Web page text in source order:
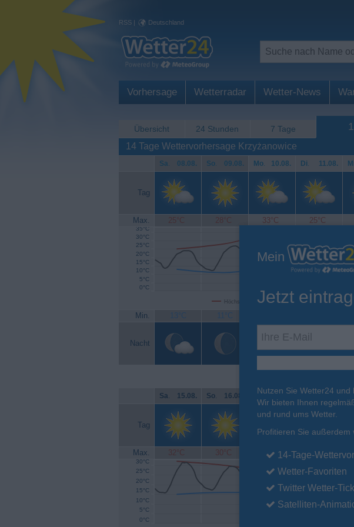
RSS | Deutschland
Vorhersage Wetterradar Wetter-News
Übersicht 24 Stunden 7 Tage
14 Tage Wettervorhersage Krzyżanowice
Sa. 08.08. So. 09.08. Mo. 10.08. Di. 11.08. Mi
Tag
Max. 25°C 28°C 33°C 25°C
Höchsttemperatur Tiefsttemperatur
0°C
5°C
10°C
15°C
20°C
25°C
30°C
35°C
Min. 13°C 11°C
Nacht
Sa. 15.08. So. 16.08. Mo. 17.08. Di . 18.08.
Tag
Max. 32°C 30°C 27°C 26°C
0°C
5°C
10°C
15°C
20°C
25°C
30°C
Mein
Jetzt
Nutzen Sie Wetter24 und
Wir bieten Ihnen
und rund ums Wetter.
Profitieren Sie außerdem
14-Tage-
Wetter-Favoriten
Twitter Wetter-
Satelliten-